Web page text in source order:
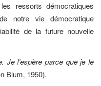
ressorts démocratiques
notre vie démocratique
de la future nouvelle
Je l’espère parce que je le
Blum, 1950).